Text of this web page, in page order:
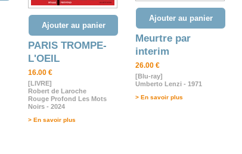
Ajouter au panier
PARIS TROMPE-
L'OEIL
16.00 €
[LIVRE]
Robert de Laroche
Rouge Profond Les Mots
Noirs - 2024
> En savoir plus
Ajouter au panier
Meurtre par
interim
26.00 €
[Blu-ray]
Umberto Lenzi - 1971
> En savoir plus